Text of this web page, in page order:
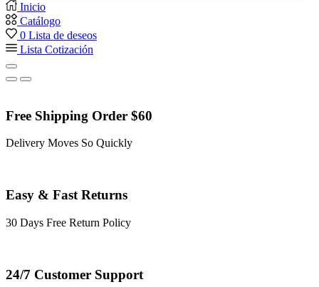
Inicio
Catálogo
0 Lista de deseos
Lista Cotización
Free Shipping Order $60
Delivery Moves So Quickly
Easy & Fast Returns
30 Days Free Return Policy
24/7 Customer Support